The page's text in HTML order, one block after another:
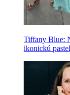
Tiffany Blue:
ikonickú